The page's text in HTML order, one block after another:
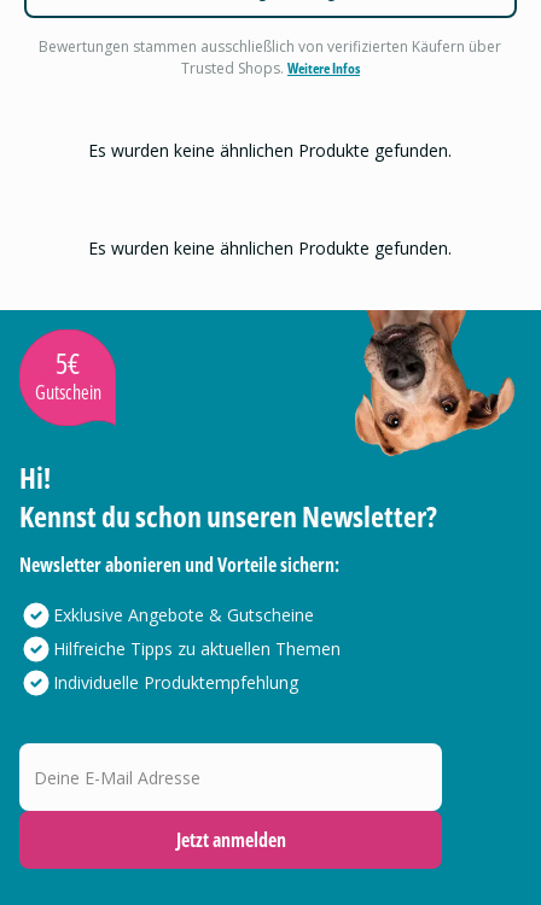
Bewertungen stammen ausschließlich von verifizierten Käufern über
Trusted Shops. Weitere Infos
Es wurden keine ähnlichen Produkte gefunden.
Es wurden keine ähnlichen Produkte gefunden.
5€
Gutschein
Hi!
Kennst du schon unseren Newsletter?
Newsletter abonieren und Vorteile sichern:
Exklusive Angebote & Gutscheine
Hilfreiche Tipps zu aktuellen Themen
Individuelle Produktempfehlung
Deine E-Mail Adresse
Jetzt anmelden